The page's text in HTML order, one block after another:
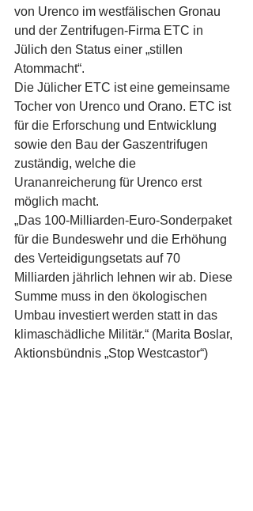
von Urenco im westfälischen Gronau
und der Zentrifugen-Firma ETC in
Jülich den Status einer „stillen
Atommacht“.
Die Jülicher ETC ist eine gemeinsame
Tocher von Urenco und Orano. ETC ist
für die Erforschung und Entwicklung
sowie den Bau der Gaszentrifugen
zuständig, welche die
Urananreicherung für Urenco erst
möglich macht.
„Das 100-Milliarden-Euro-Sonderpaket
für die Bundeswehr und die Erhöhung
des Verteidigungsetats auf 70
Milliarden jährlich lehnen wir ab. Diese
Summe muss in den ökologischen
Umbau investiert werden statt in das
klimaschädliche Militär.“ (Marita Boslar,
Aktionsbündnis „Stop Westcastor“)